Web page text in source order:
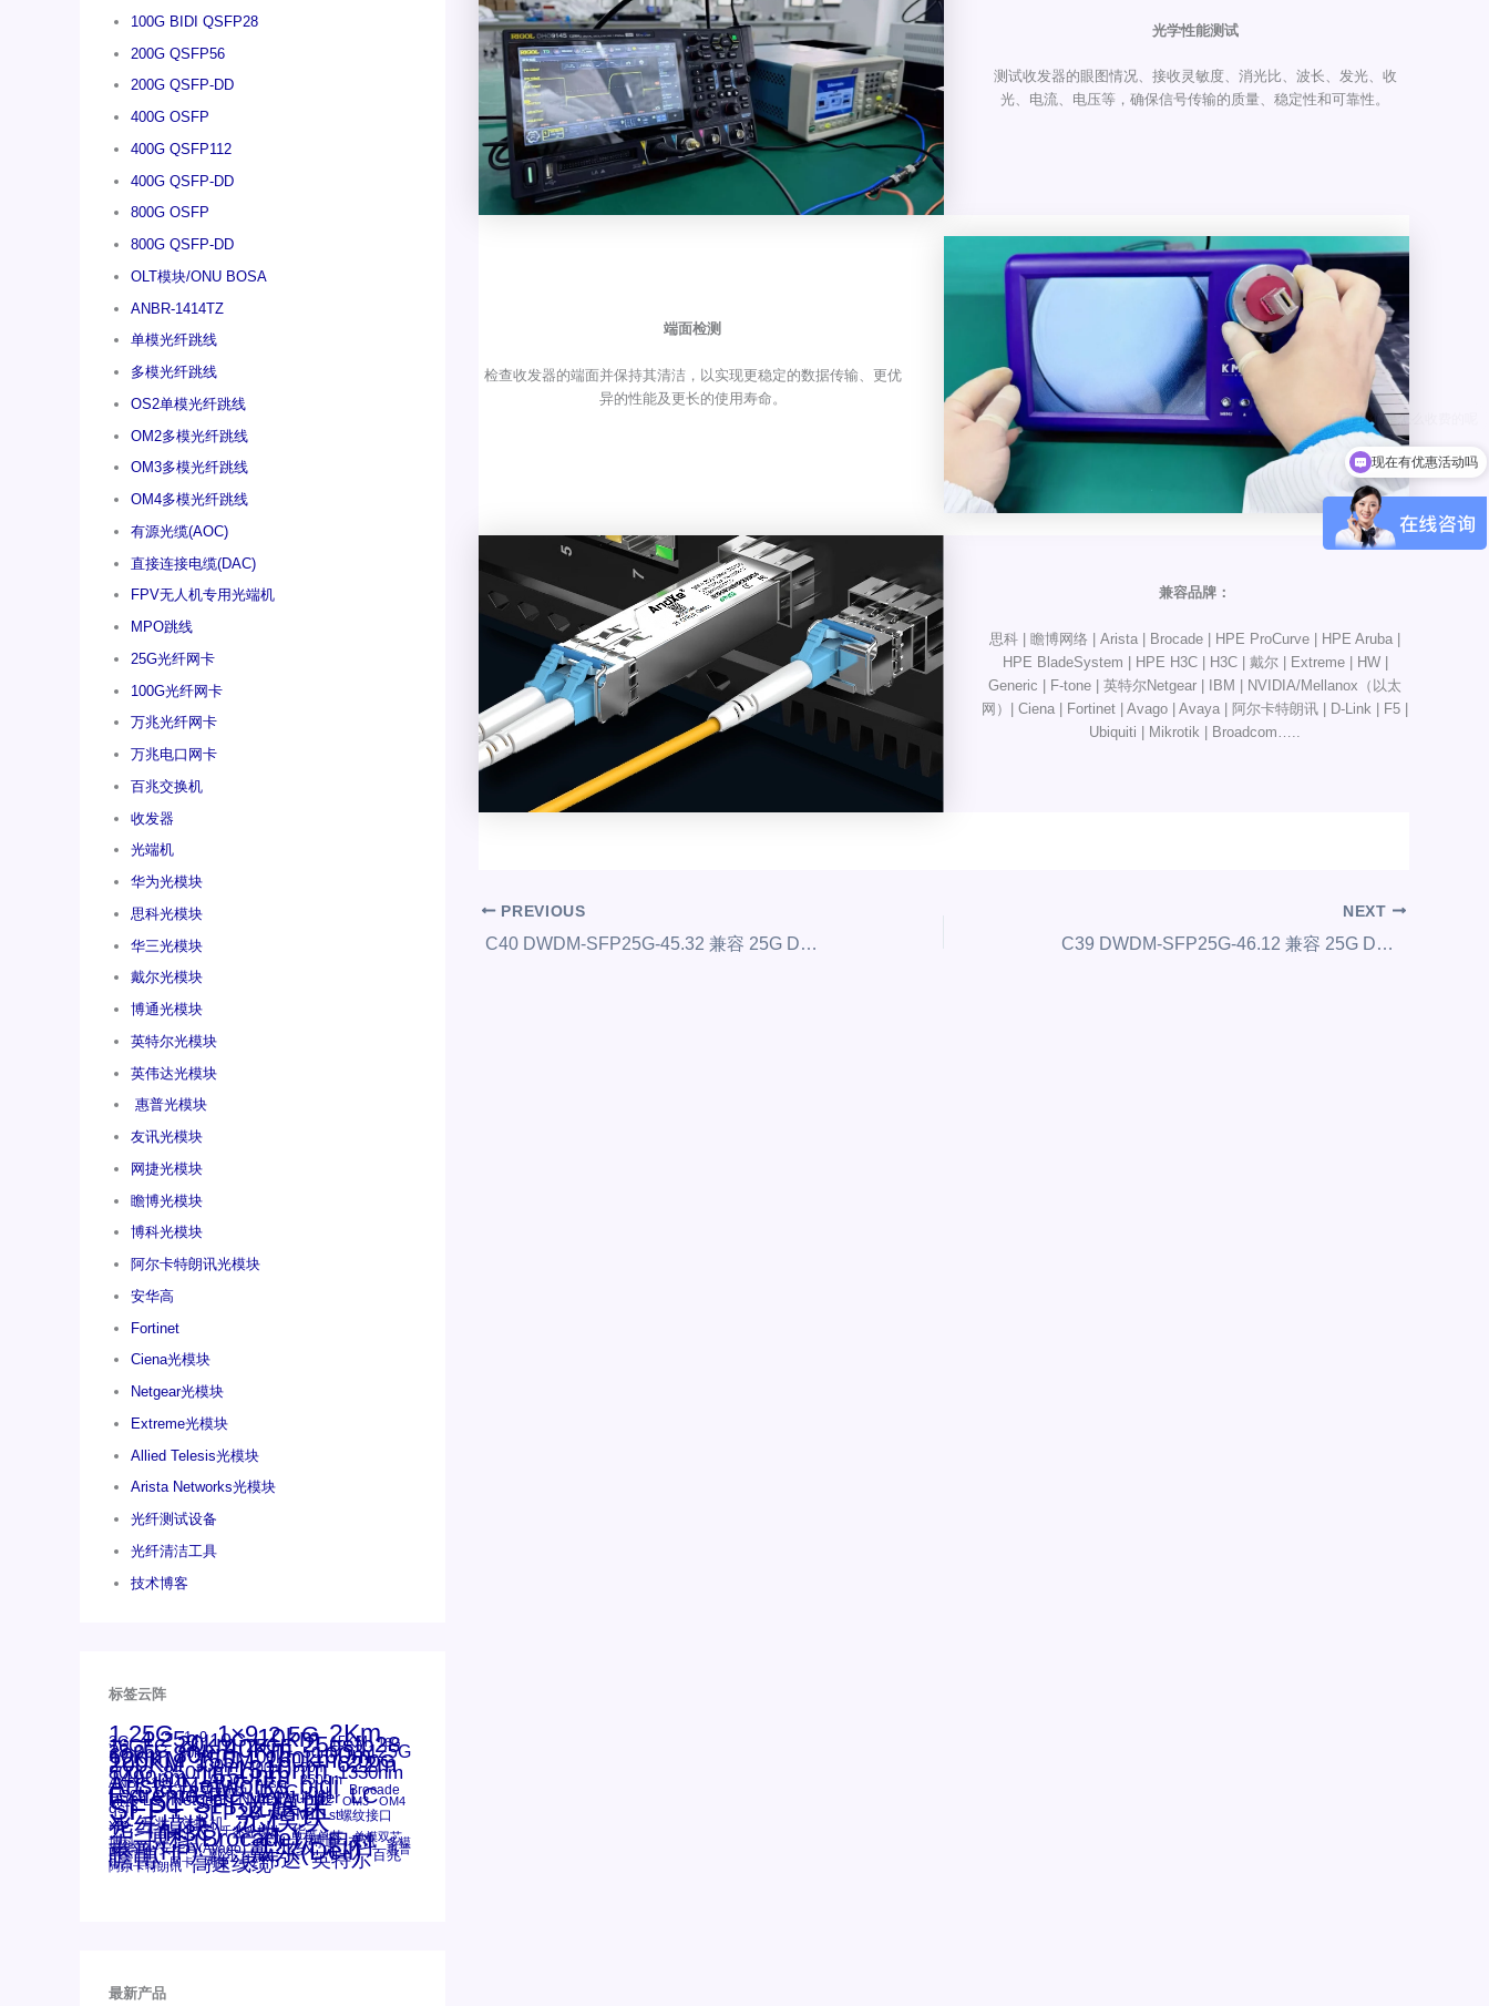
100G BIDI QSFP28
200G QSFP56
200G QSFP-DD
400G OSFP
400G QSFP112
400G QSFP-DD
800G OSFP
800G QSFP-DD
OLT模块/ONU BOSA
ANBR-1414TZ
单模光纤跳线
多模光纤跳线
OS2单模光纤跳线
OM2多模光纤跳线
OM3多模光纤跳线
OM4多模光纤跳线
有源光缆(AOC)
直接连接电缆(DAC)
FPV无人机专用光端机
MPO跳线
25G光纤网卡
100G光纤网卡
万兆光纤网卡
万兆电口网卡
百兆交换机
收发器
光端机
华为光模块
思科光模块
华三光模块
戴尔光模块
博通光模块
英特尔光模块
英伟达光模块
惠普光模块
友讯光模块
网捷光模块
瞻博光模块
博科光模块
阿尔卡特朗讯光模块
安华高
Fortinet
Ciena光模块
Netgear光模块
Extreme光模块
Allied Telesis光模块
Arista Networks光模块
光纤测试设备
光纤清洁工具
技术博客
标签云阵
1.25G 1x9 1×9 2.5G 2Km
3G 4.25g 10G 10km 15KM 16G
16GFC 20km 25GE 25gsfp28
28.05G 30km 40Km 50m 53.125G
60km 80km 100km 100m
120KM 155M 160km 200G
200KM 300m 400m 550m 622m
800G 850nm 1310nm 1330nm
1490nm 1550nm 2500m
ANBR-1414TZ AOC Arista
Arista Networks bidi Brocade
Cisco CSFP光模块 DAC Dell
Extreme FC Intel Juniper LC
MPO-LC Netgear NVIDIA OM2 OM3 OM4
qsfp SC SFF光模块
SFP+ SFP28 SGMII st螺纹接口
xfp 万兆 交换机 光模块
光纤模块 千兆光模块 华三
华三(H3C) 华为 单模单芯 单模双芯
博科 博科(Brocade) 博通 友讯 多模
安华高 安华高(Avago) 工业级 思科 惠普
惠普(HP) 戴尔 戴尔(Dell) 百兆
瞻博 网卡 网捷 英伟达 英特尔
阿尔卡特朗讯 高速线缆
最新产品
光学性能测试
测试收发器的眼图情况、接收灵敏度、消光比、波长、发光、收
光、电流、电压等，确保信号传输的质量、稳定性和可靠性。
端面检测
检查收发器的端面并保持其清洁，以实现更稳定的数据传输、更优
异的性能及更长的使用寿命。
兼容品牌：
思科 | 瞻博网络 | Arista | Brocade | HPE ProCurve | HPE Aruba |
HPE BladeSystem | HPE H3C | H3C | 戴尔 | Extreme | HW |
Generic | F-tone | 英特尔Netgear | IBM | NVIDIA/Mellanox（以太
网）| Ciena | Fortinet | Avago | Avaya | 阿尔卡特朗讯 | D-Link | F5 |
Ubiquiti | Mikrotik | Broadcom…..
PREVIOUS
C40 DWDM-SFP25G-45.32 兼容 25G DWDM SFP28 100GHz 光收发器模块（单模光纤，1545.32nm，10km，LC，DDM）
NEXT
C39 DWDM-SFP25G-46.12 兼容 25G DWDM SFP28 100GHz 光收发器模块（单模光纤，1546.12nm，10km，LC，DDM）
现在有优惠活动吗